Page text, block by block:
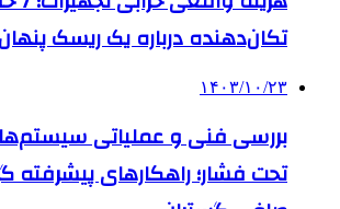
تکان‌دهنده درباره یک ریسک
۱۴۰۳/۱۰/۲۳
بررسی فنی و عملیاتی
تحت فشار؛ راهکارهای پیشرفته